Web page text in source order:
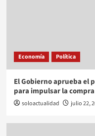
Economía Política
El Gobierno aprueba el
para impulsar la
soloactualidad julio 22,